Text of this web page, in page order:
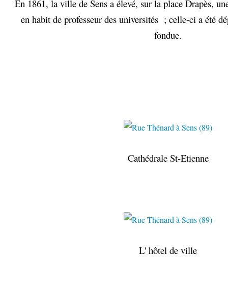
En 1861, la ville de Sens a élevé, sur la place Drapès,
en habit de professeur des universités ; celle-ci a été
fondue.
Cathédrale St-Etienne
L' hôtel de ville